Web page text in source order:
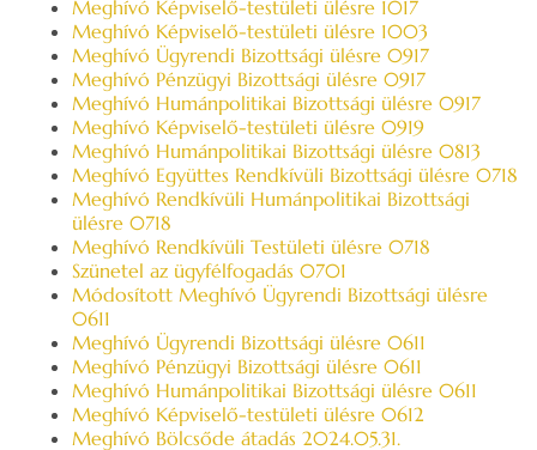
Meghívó Képviselő-testületi ülésre 1017
Meghívó Képviselő-testületi ülésre 1003
Meghívó Ügyrendi Bizottsági ülésre 0917
Meghívó Pénzügyi Bizottsági ülésre 0917
Meghívó Humánpolitikai Bizottsági ülésre 0917
Meghívó Képviselő-testületi ülésre 0919
Meghívó Humánpolitikai Bizottsági ülésre 0813
Meghívó Együttes Rendkívüli Bizottsági ülésre 0718
Meghívó Rendkívüli Humánpolitikai Bizottsági
ülésre 0718
Meghívó Rendkívüli Testületi ülésre 0718
Szünetel az ügyfélfogadás 0701
Módosított Meghívó Ügyrendi Bizottsági ülésre
0611
Meghívó Ügyrendi Bizottsági ülésre 0611
Meghívó Pénzügyi Bizottsági ülésre 0611
Meghívó Humánpolitikai Bizottsági ülésre 0611
Meghívó Képviselő-testületi ülésre 0612
Meghívó Bölcsőde átadás 2024.05.31.